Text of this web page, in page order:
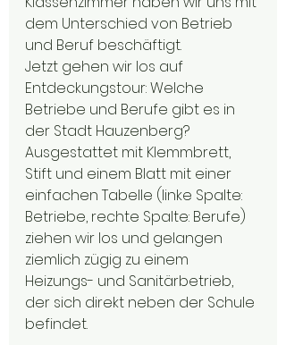
dem Unterschied von Betrieb
und Beruf beschäftigt.
Jetzt gehen wir los auf
Entdeckungstour: Welche
Betriebe und Berufe gibt es in
der Stadt Hauzenberg?
Ausgestattet mit Klemmbrett,
Stift und einem Blatt mit einer
einfachen Tabelle (linke Spalte:
Betriebe, rechte Spalte: Berufe)
ziehen wir los und gelangen
ziemlich zügig zu einem
Heizungs- und Sanitärbetrieb,
der sich direkt neben der Schule
befindet.